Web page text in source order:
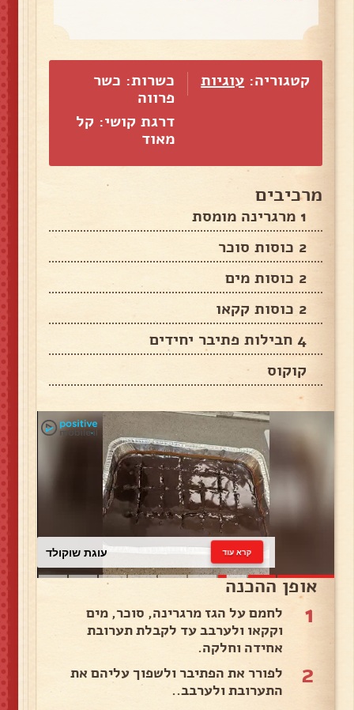
קטגוריה: עוגיות
כשרות: כשר
פרווה
דרגת קושי: קל
מאוד
מרכיבים
1 מרגרינה מומסת
2 כוסות סוכר
2 כוסות מים
2 כוסות קקאו
4 חבילות פתיבר יחידים
קוקוס
עוגת שוקולד קרא עוד
אופן ההכנה
1
לחמם על הגז מרגרינה, סוכר, מים
וקקאו ולערבב עד לקבלת תערובת
אחידה וחלקה.
2
לפורר את הפתיבר ולשפוך עליהם את
התערובת ולערבב..